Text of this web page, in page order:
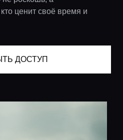
ценит своё время и
ДОСТУП